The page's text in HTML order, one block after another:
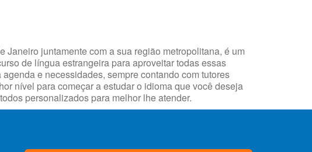
juntamente com a sua região metropolitana, é um
de língua estrangeira para aproveitar todas essas
e necessidades, sempre contando com tutores
nível para começar a estudar o idioma que você deseja
personalizados para melhor lhe atender.